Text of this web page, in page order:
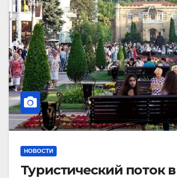
НОВОСТИ
Туристический поток в